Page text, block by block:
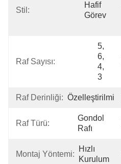
Stil:
Hafif
Görev
Raf Sayısı:
5,
6,
4,
3
Raf Derinliği: Özelleştirilmiş
Raf Türü:
Gondol
Rafı
Montaj Yöntemi:
Hızlı
Kurulum